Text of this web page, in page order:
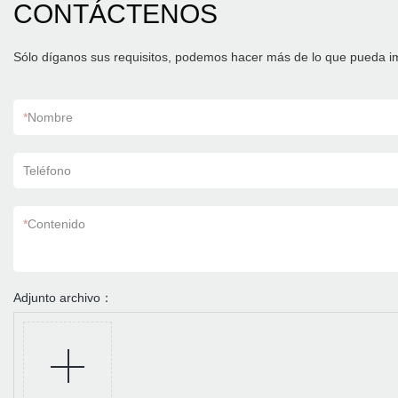
CONTÁCTENOS
Sólo díganos sus requisitos, podemos hacer más de lo que pueda
*Nombre
Teléfono
*Contenido
Adjunto archivo：